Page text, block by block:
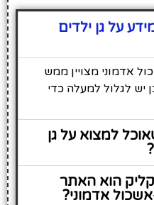
על גן ילדים
אדמוני מצויין ממש
לגלול למעלה כדי
למצוא על גן
הוא האתר
אדמוני?